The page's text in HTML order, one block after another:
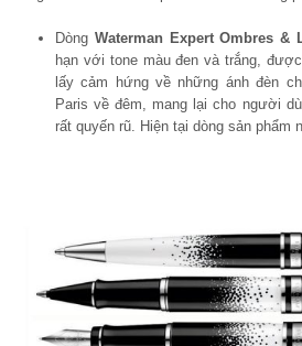
Dòng Waterman Expert Ombres &
hạn với tone màu đen và trắng,
lấy cảm hứng về những ánh đèn
Paris về đêm, mang lại cho người
rất quyến rũ. Hiện tại dòng sản phẩm